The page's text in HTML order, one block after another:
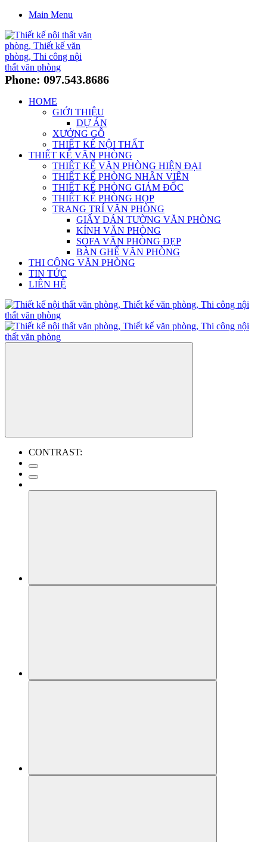
Main Menu
Phone: 097.543.8686
HOME
GIỚI THIỆU
DỰ ÁN
XƯỞNG GỖ
THIẾT KẾ NỘI THẤT
THIẾT KẾ VĂN PHÒNG
THIẾT KẾ VĂN PHÒNG HIỆN ĐẠI
THIẾT KẾ PHÒNG NHÂN VIÊN
THIẾT KẾ PHÒNG GIÁM ĐỐC
THIẾT KẾ PHÒNG HỌP
TRANG TRÍ VĂN PHÒNG
GIẤY DÁN TƯỜNG VĂN PHÒNG
KÍNH VĂN PHÒNG
SOFA VĂN PHÒNG ĐẸP
BÀN GHẾ VĂN PHÒNG
THI CÔNG VĂN PHÒNG
TIN TỨC
LIÊN HỆ
CONTRAST: